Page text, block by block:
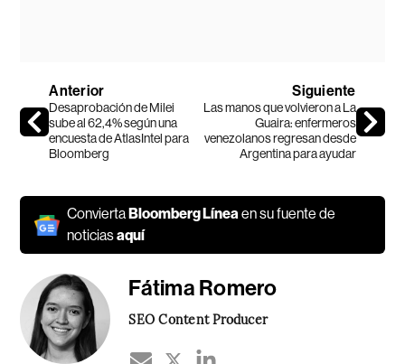
Anterior
Desaprobación de Milei
sube al 62,4% según una
encuesta de AtlasIntel para
Bloomberg
Siguiente
Las manos que volvieron a La
Guaira: enfermeros
venezolanos regresan desde
Argentina para ayudar
Convierta Bloomberg Líneaen su fuente de
noticiasaquí
Fátima Romero
SEO Content Producer